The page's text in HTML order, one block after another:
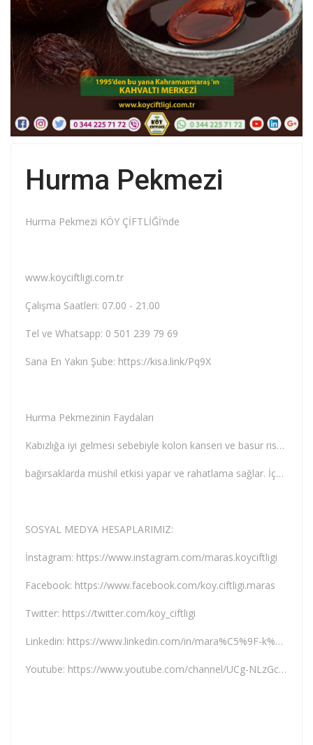
Hurma Pekmezi
Hurma Pekmezi KÖY ÇİFTLİĞİ’nde
www.koyciftligi.com.tr
Çalışma Saatleri: 07.00 - 21.00
Tel ve Whatsapp: 0 501 239 79 69
Sana En Yakın Şube: https://kisa.link/Pq9X
Hurma Pekmezinin Faydaları
Kabızlığa iyi gelmesi sebebiyle kolon kanseri ve basur riskini azaltır. Lif kaynağı hurma pekmezi,
bağırsaklarda müshil etkisi yapar ve rahatlama sağlar. İçerdiği demir minerali sayesinde kansızlığa iyi gelir ve gün içerisinde oluşan yorgunluk ve halsizliği ortadan kaldırır.
SOSYAL MEDYA HESAPLARIMIZ:
İnstagram: https://www.instagram.com/maras.koyciftligi
Facebook: https://www.facebook.com/koy.ciftligi.maras
Twitter: https://twitter.com/koy_ciftligi
Linkedin: https://www.linkedin.com/in/mara%C5%9F-k%C3%B6y-%C3%A7iftli%C4%9Fi
Youtube: https://www.youtube.com/channel/UCg-NLzGcJiG8uycxYwwqVKg